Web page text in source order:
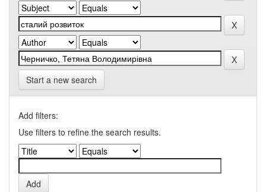
Start a new search
Add filters:
Use filters to refine the search results.